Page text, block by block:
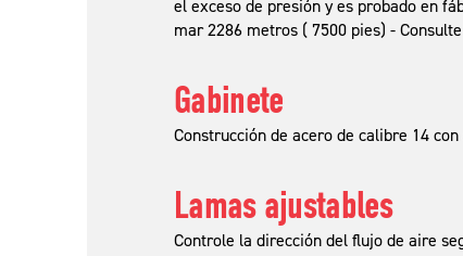
el exceso de presión y es probado en
mar 2286 metros ( 7500 pies) -
Gabinete
Construcción de acero de calibre 14
Lamas ajustables
Controle la dirección del flujo de aire